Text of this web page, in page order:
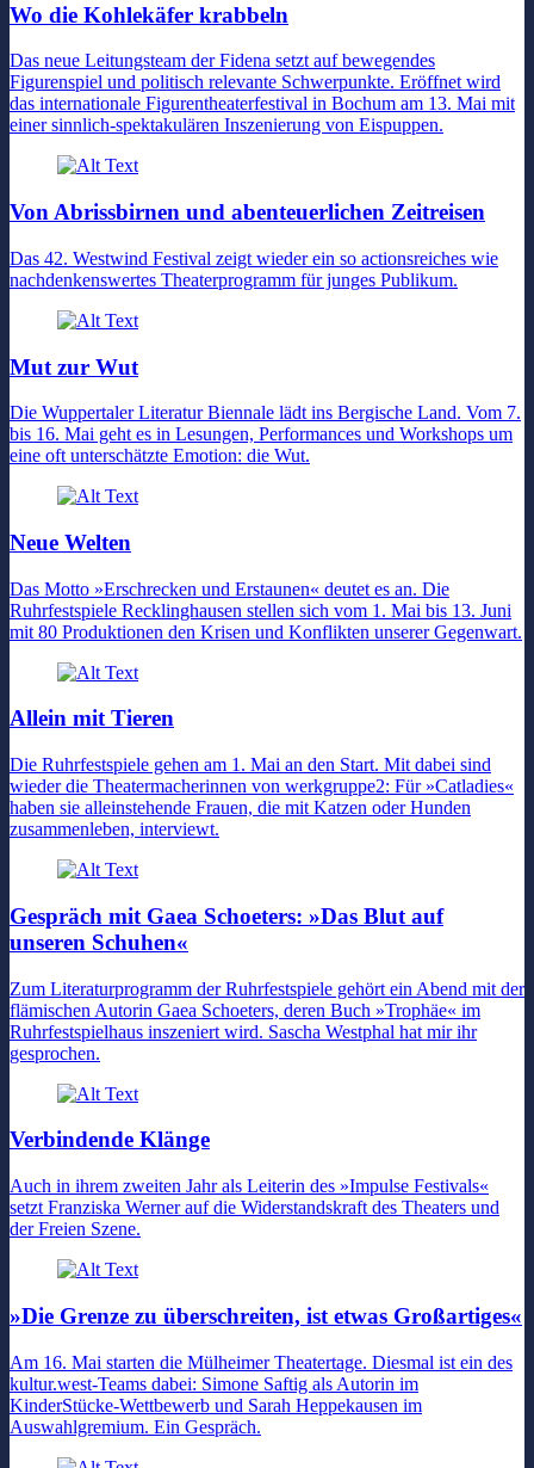
Wo die Kohlekäfer krabbeln
Das neue Leitungsteam der Fidena setzt auf bewegendes
Figurenspiel und politisch relevante Schwerpunkte. Eröffnet wird
das internationale Figurentheaterfestival in Bochum am 13. Mai mit
einer sinnlich-spektakulären Inszenierung von Eispuppen.
Von Abrissbirnen und abenteuerlichen Zeitreisen
Das 42. Westwind Festival zeigt wieder ein so actionsreiches wie
nachdenkenswertes Theaterprogramm für junges Publikum.
Mut zur Wut
Die Wuppertaler Literatur Biennale lädt ins Bergische Land. Vom 7.
bis 16. Mai geht es in Lesungen, Performances und Workshops um
eine oft unterschätzte Emotion: die Wut.
Neue Welten
Das Motto »Erschrecken und Erstaunen« deutet es an. Die
Ruhrfestspiele Recklinghausen stellen sich vom 1. Mai bis 13. Juni
mit 80 Produktionen den Krisen und Konflikten unserer Gegenwart.
Allein mit Tieren
Die Ruhrfestspiele gehen am 1. Mai an den Start. Mit dabei sind
wieder die Theatermacherinnen von werkgruppe2: Für »Catladies«
haben sie alleinstehende Frauen, die mit Katzen oder Hunden
zusammenleben, interviewt.
Gespräch mit Gaea Schoeters: »Das Blut auf
unseren Schuhen«
Zum Literaturprogramm der Ruhrfestspiele gehört ein Abend mit der
flämischen Autorin Gaea Schoeters, deren Buch »Trophäe« im
Ruhrfestspielhaus inszeniert wird. Sascha Westphal hat mir ihr
gesprochen.
Verbindende Klänge
Auch in ihrem zweiten Jahr als Leiterin des »Impulse Festivals«
setzt Franziska Werner auf die Widerstandskraft des Theaters und
der Freien Szene.
»Die Grenze zu überschreiten, ist etwas Großartiges«
Am 16. Mai starten die Mülheimer Theatertage. Diesmal ist ein des
kultur.west-Teams dabei: Simone Saftig als Autorin im
KinderStücke-Wettbewerb und Sarah Heppekausen im
Auswahlgremium. Ein Gespräch.